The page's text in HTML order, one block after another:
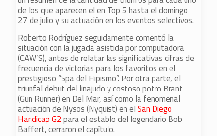
de los que aparecen el en Top 5 hasta el domingo
27 de julio y su actuación en los eventos selectivos.
Roberto Rodríguez seguidamente comentó la
situación con la jugada asistida por computadora
(CAW’S), antes de relatar las significativas cifras de
frecuencia de victorias para los favoritos en el
prestigioso “Spa del Hipismo”. Por otra parte, el
triunfal debut del linajudo y costoso potro Brant
(Gun Runner) en Del Mar, así como la fenomenal
actuación de Nysos (Nyquist) en elSan Diego
Handicap G2para el establo del legendario Bob
Baffert, cerraron el capítulo.